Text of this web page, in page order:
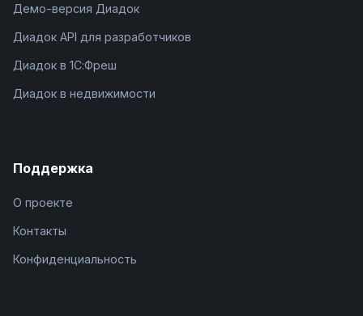
Демо-версия Диадок
Диадок API для разработчиков
Диадок в 1С:Фреш
Диадок в недвижимости
Поддержка
О проекте
Контакты
Конфиденциальность